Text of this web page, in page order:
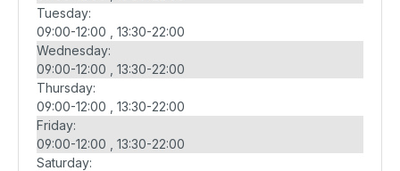
Tuesday:
09:00-12:00
13:30-22:00
Wednesday:
09:00-12:00
13:30-22:00
Thursday:
09:00-12:00
13:30-22:00
Friday:
09:00-12:00
13:30-22:00
Saturday: